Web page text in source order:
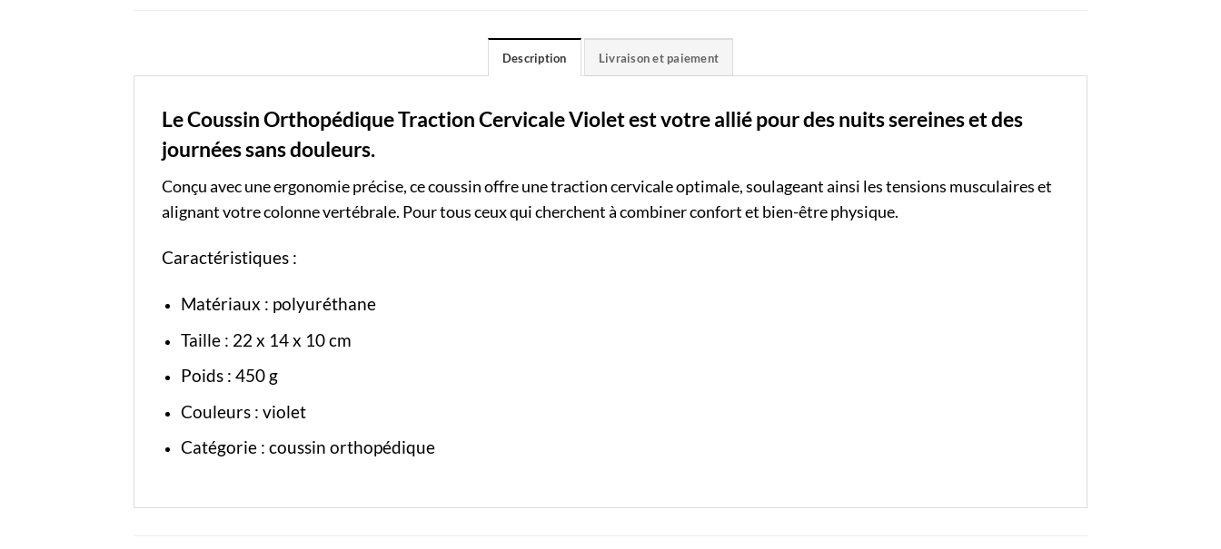
Description Livraison et paiement
Le Coussin Orthopédique Traction Cervicale Violet est votre allié pour des nuits sereines et des
journées sans douleurs.
Conçu avec une ergonomie précise, ce coussin offre une traction cervicale optimale, soulageant ainsi les tensions musculaires et
alignant votre colonne vertébrale. Pour tous ceux qui cherchent à combiner confort et bien-être physique.
Caractéristiques :
Matériaux : polyuréthane
Taille : 22 x 14 x 10 cm
Poids : 450 g
Couleurs : violet
Catégorie : coussin orthopédique